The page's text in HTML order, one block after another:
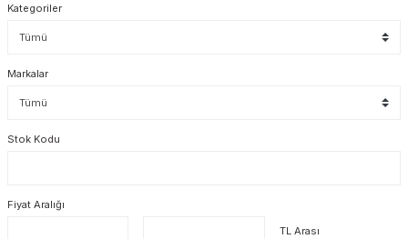
Kategoriler
Markalar
Stok Kodu
Fiyat Aralığı
TL Arası